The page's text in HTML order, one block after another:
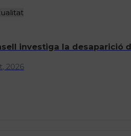
investiga la desaparició
2026